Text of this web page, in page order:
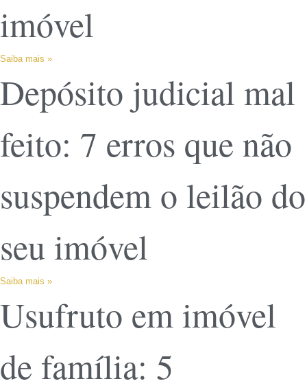
imóvel
Saiba mais »
Depósito judicial mal
feito: 7 erros que não
suspendem o leilão do
seu imóvel
Saiba mais »
Usufruto em imóvel
de família: 5